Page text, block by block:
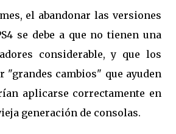
el abandonar las versiones
se debe a que no tienen una
considerable, y que los
"grandes cambios" que ayuden
aplicarse correctamente en
generación de consolas.